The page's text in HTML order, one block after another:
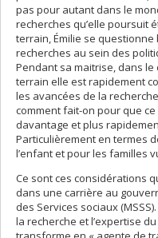
pas pour autant dans le
recherches qu’elle poursuit
terrain, Émilie se
recherches au sein des
Pendant sa maitrise, dans
terrain elle est rapidement
les avancées de la
comment fait-on pour que
davantage et plus
Particulièrement en termes
l’enfant et pour les familles
Ce sont ces considérations
dans une carrière au
des Services sociaux
la recherche et l’expertise